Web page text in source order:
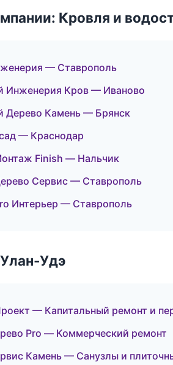
Кровля и
— Ставрополь
Инженерия Кров — Иваново
Дерево Камень — Брянск
— Краснодар
Finish — Нальчик
Сервис — Ставрополь
Интерьер — Ставрополь
Удэ
— Капитальный ремонт и
Pro — Коммерческий ремонт
Камень — Санузлы и